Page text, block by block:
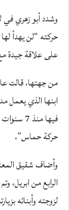
وشدد أبو زهري
حركته “لن يهدأ
على علاقة جيدة
من جهتها، قالت
ابنها الذي يعمل
فيها
حركة حماس”.
وأضاف شقيق
لزوجته وأبنائه بزيارته إلا بعد 90